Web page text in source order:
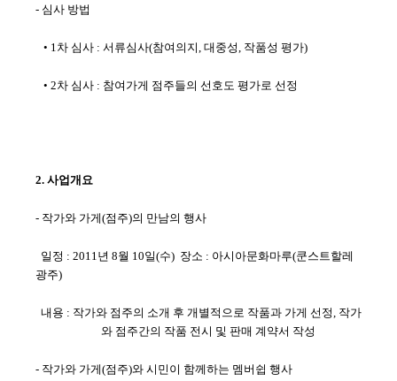
- 심사 방법
• 1차 심사 : 서류심사(참여의지, 대중성, 작품성 평가)
• 2차 심사 : 참여가게 점주들의 선호도 평 가로 선정
2. 사업개요
- 작가와 가게(점주)의 만남의 행사
일정 : 2011년 8월 10일(수) 장소 : 아시아문화마루(쿤스트할레
광주)
내용 : 작가와 점주의 소개 후 개별적으로 작품과 가게 선정, 작가
와 점주간의 작품 전시 및 판매 계약서 작성
- 작가와 가게(점주)와 시민이 함께하는 멤버쉽 행사